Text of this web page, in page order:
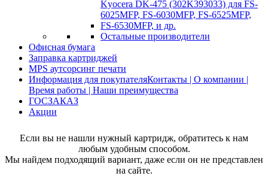
Остальные производители
Офисная бумага
Заправка картриджей
MPS аутсорсинг печати
Информация для покупателяКонтакты | О компании |
Время работы | Наши преимущества
ГОСЗАКАЗ
Акции
Если вы не нашли нужный картридж, обратитесь к нам
любым удобным способом.
Мы найдем подходящий вариант, даже если он не представлен
на сайте.